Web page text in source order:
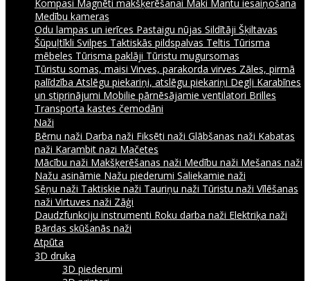
Kompasi Magnēti makšķerēšanai Maki Mantu iesaiņošana
Medību kameras
Odu lampas un ierīces Pastaigu nūjas Sildītāji Šķiltavas
Šūpuļtīkli Svilpes Taktiskās pildspalvas Teltis Tūrisma
mēbeles Tūrisma paklāji Tūristu mugursomas
Tūristu somas, maisi Virves, parakorda virves Zāles, pirmā
palīdzība Atslēgu piekariņi, atslēgu piekariņi Degļi Karabīnes
un stiprinājumi Mobilie pārnēsājamie ventilatori Brilles
Transporta kastes čemodāni
Naži
Bērnu naži Darba naži Fiksēti naži Glābšanas naži Kabatas
naži Karambit nazi Mačetes
Mācību naži Makšķerēšanas naži Medību naži Mešanas naži
Nažu asināmie Nažu piederumi Saliekamie naži
Sēņu naži Taktiskie naži Tauriņu naži Tūristu naži Vīlēšanas
naži Virtuves naži Zāģi
Daudzfunkciju instrumenti Roku darba naži Elektriķa naži
Bārdas skūšanās naži
Atpūta
3D druka
3D piederumi